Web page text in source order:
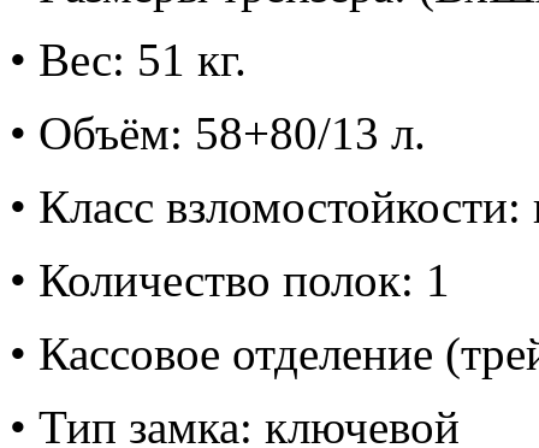
• Вес: 51 кг.
• Объём: 58+80/13 л.
• Класс взломостойкости:
• Количество полок: 1
• Кассовое отделение
• Тип замка: ключевой